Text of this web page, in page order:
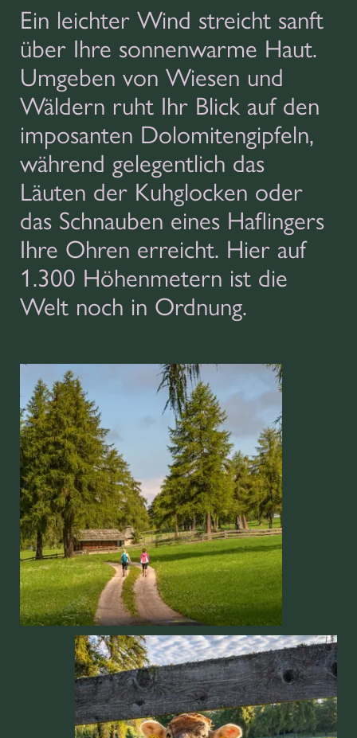
Ein leichter Wind streicht sanft
über Ihre sonnenwarme Haut.
Umgeben von Wiesen und
Wäldern ruht Ihr Blick auf den
imposanten Dolomitengipfeln,
während gelegentlich das
Läuten der Kuhglocken oder
das Schnauben eines Haflingers
Ihre Ohren erreicht. Hier auf
1.300 Höhenmetern ist die
Welt noch in Ordnung.